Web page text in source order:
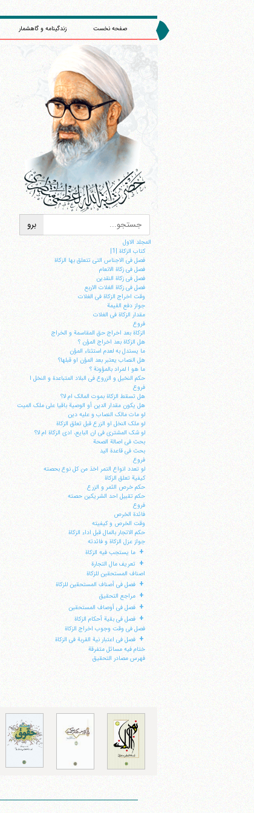
صفحه نخست زندگینامه و گاهشمار
المجلد الاول
کتاب الزکاة |1|
فصل فی الاجناس التی تتعلق بها الزکاة
فصل فی زکاة الانعام
فصل فی زکاة النقدین
فصل فی زکاة الغلات الاربع
وقت اخراج الزکاة فی الغلات
جواز دفع القیمة
مقدار الزکاة فی الغلات
فروع
الزکاة بعد اخراج حق المقاسمة و الخراج
هل الزکاة بعد اخراج المؤن ؟
ما یستدل به لعدم استثناء المؤن
هل النصاب یعتبر بعد المؤن او قبلها؟
ما هو ا لمراد بالمؤونة ؟
حکم النخیل و الزروع فی البلاد المتباعدة و النخل ا
فروع
هل تسقط الزکاة بموت المالک ام لا؟
هل یکون مقدار الدین أو الوصیة باقیا علی ملک المیت
لو مات مالک النصاب و علیه دین
لو ملک النخل او الزرع قبل تعلق الزکاة
لو شک المشتری فی ان البایع، ادی الزکاة ام لا؟
بحث فی اصالة الصحة
بحث فی قاعدة الید
فروع
لو تعدد انواع التمر اخذ من کل نوع بحصته
کیفیة تعلق الزکاة
حکم خرص الثمر و الزرع
حکم تقبیل احد الشریکین حصته
فروع
فائدة الخرص
وقت الخرص و کیفیته
حکم الاتجار بالمال قبل اداء الزکاة
جواز عزل الزکاة و فائدته
+ ما یستجب فیه الزکاة
+ تعریف مال التجارة
اصناف المستحقین للزکاة
+ فصل فی أصناف المستحقین للزکاة
+ مراجع التحقیق
+ فصل فی أوصاف المستحقین
+ فصل فی بقیة أحکام الزکاة
فصل فی وقت وجوب اخراج الزکاة
+ فصل فی اعتبار نیة القربة فی الزکاة
ختام فیه مسائل متفرقة
فهرس مصادر التحقیق